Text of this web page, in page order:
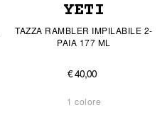
YETI
TAZZA RAMBLER IMPILABILE 2-
PAIA 177 ML
€ 40,00
1 colore